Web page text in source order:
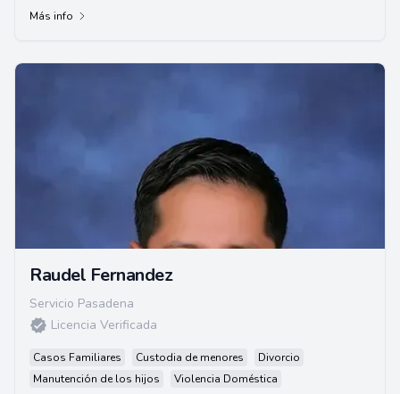
Más info
Raudel Fernandez
Servicio Pasadena
Licencia Verificada
Casos Familiares Custodia de menores
Divorcio
Manutención de los hijos
Violencia Doméstica